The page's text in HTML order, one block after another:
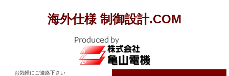
海外仕様 制御設計.COM
お気軽にご連絡下さい